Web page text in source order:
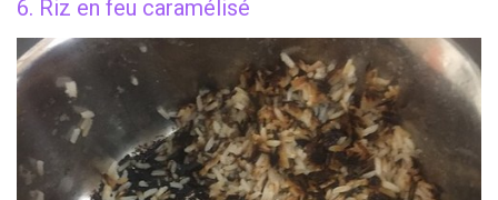
6. Riz en feu caramélisé